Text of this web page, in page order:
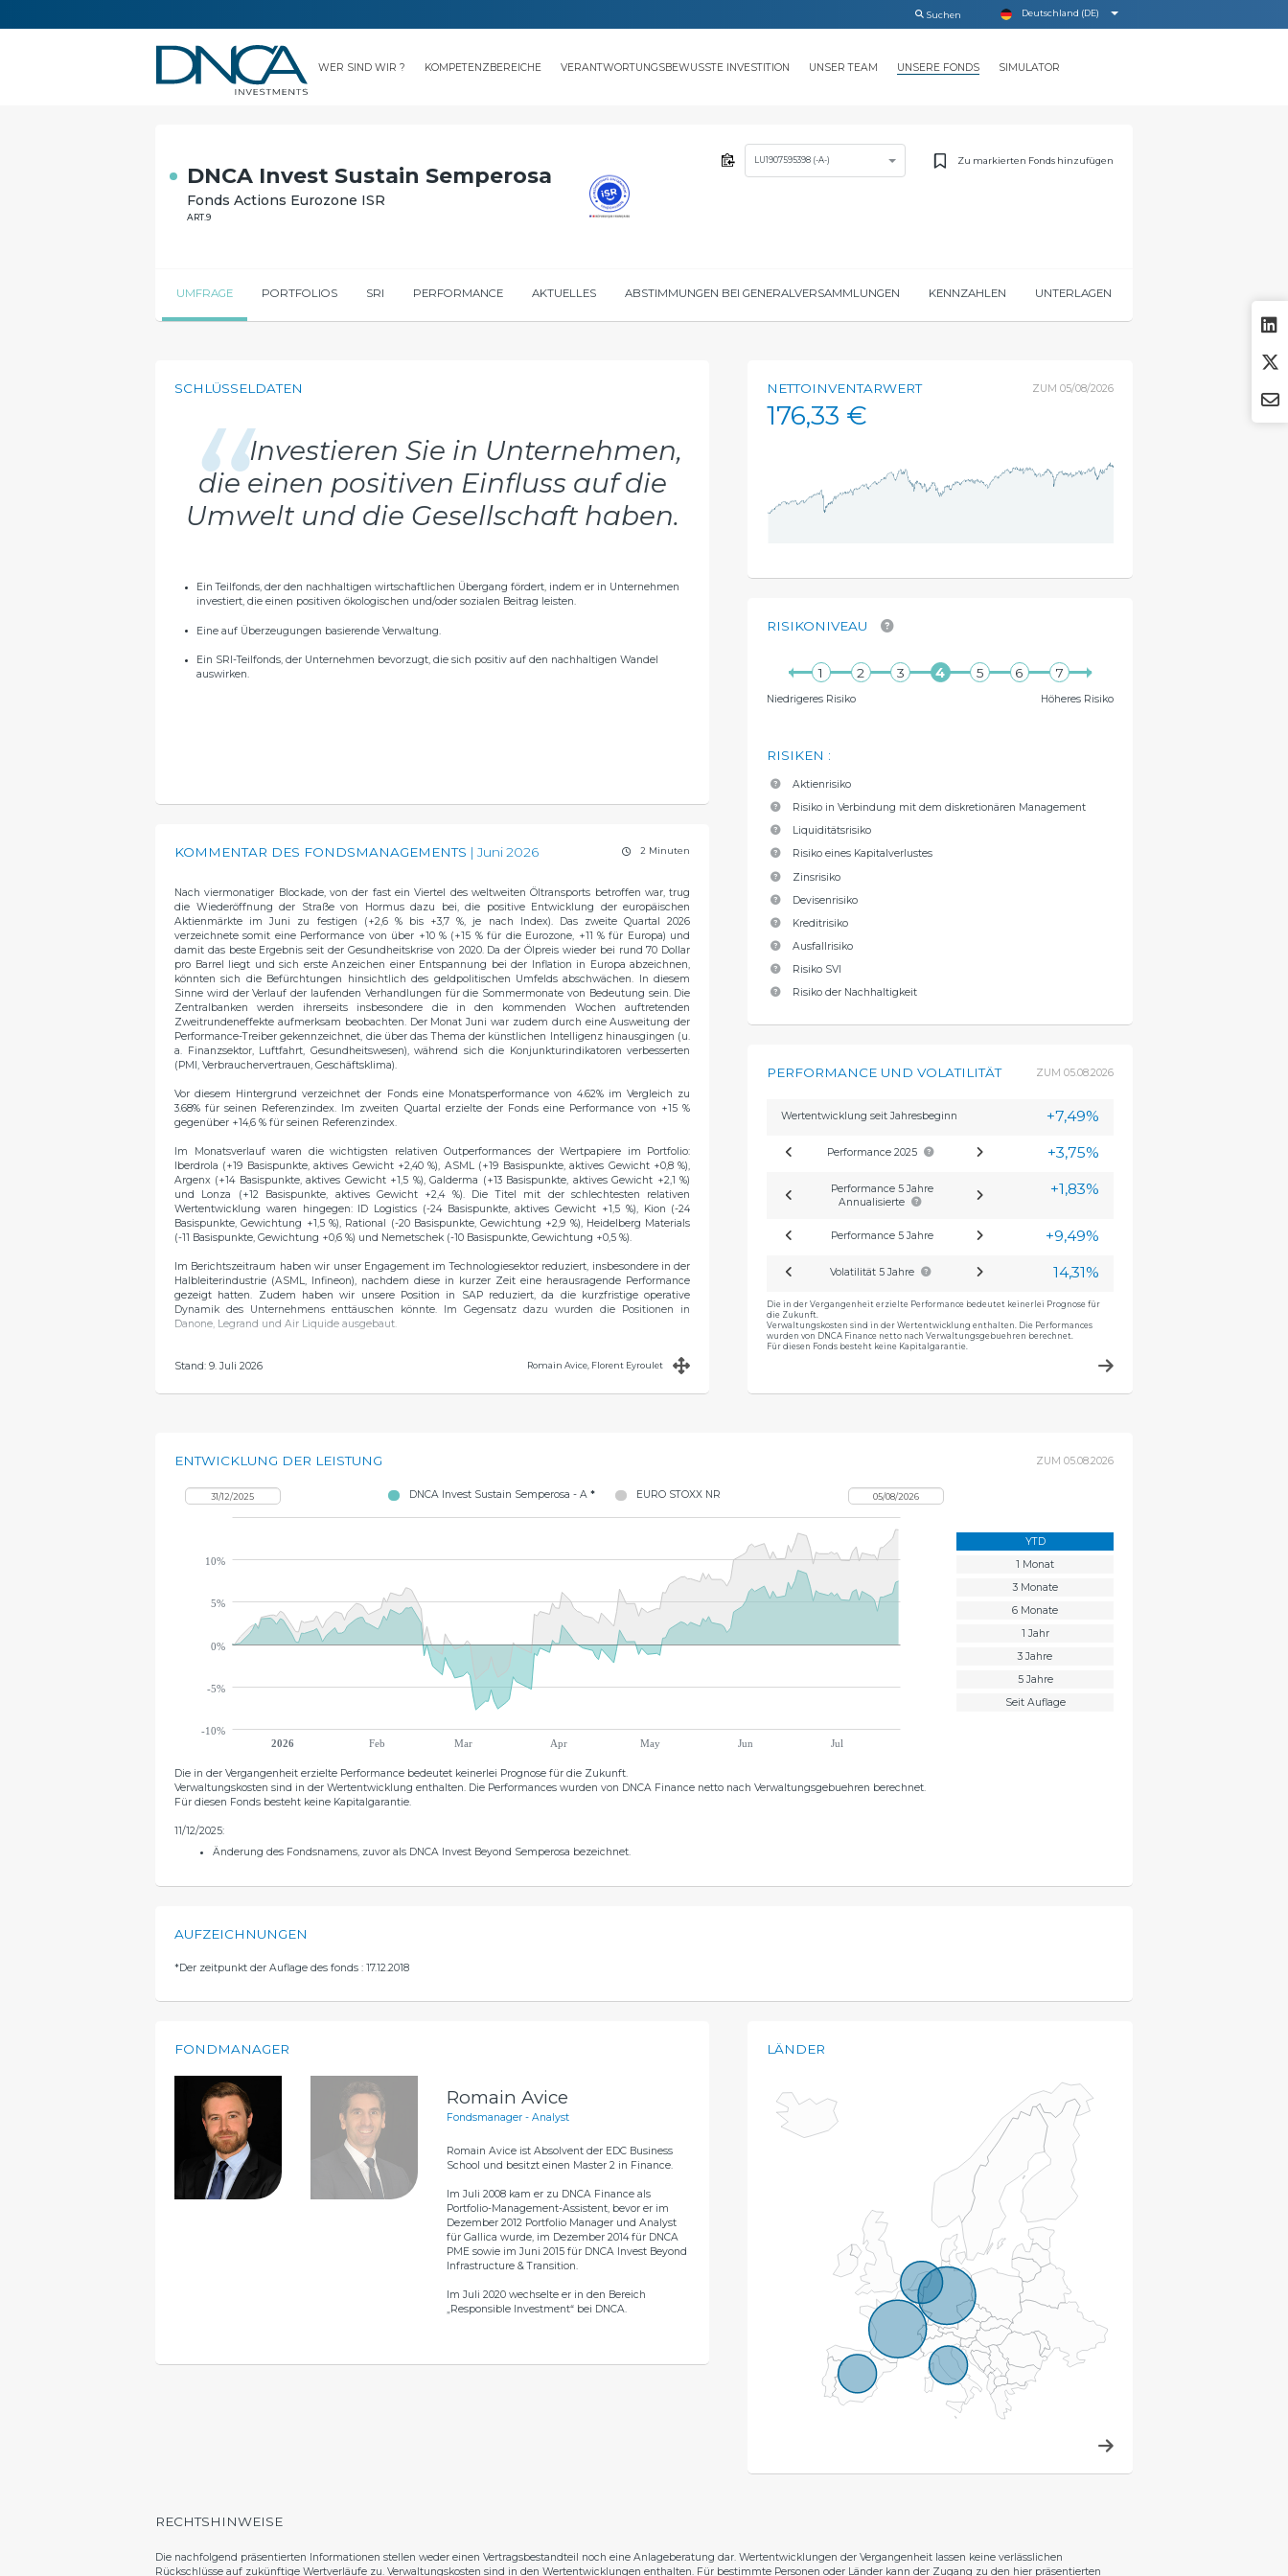
Deutschland (DE)
WER SIND WIR ? KOMPETENZBEREICHE VERANTWORTUNGSBEWUSSTE INVESTITION UNSER TEAM UNSERE FONDS SIMULATOR
DNCA Invest Sustain Semperosa
Fonds Actions Eurozone ISR
ART.9
LU1907595398 (-A-) Zu markierten Fonds hinzufügen
UMFRAGE PORTFOLIOS SRI PERFORMANCE AKTUELLES ABSTIMMUNGEN BEI GENERALVERSAMMLUNGEN KENNZAHLEN UNTERLAGEN
SCHLÜSSELDATEN
Investieren Sie in Unternehmen,
die einen positiven Einfluss auf die
Umwelt und die Gesellschaft haben.
Ein Teilfonds, der den nachhaltigen wirtschaftlichen Übergang fördert, indem er in Unternehmen
investiert, die einen positiven ökologischen und/oder sozialen Beitrag leisten.
Eine auf Überzeugungen basierende Verwaltung.
Ein SRI-Teilfonds, der Unternehmen bevorzugt, die sich positiv auf den nachhaltigen Wandel
auswirken.
KOMMENTAR DES FONDSMANAGEMENTS Juni 2026 2 Minuten
Nach viermonatiger Blockade, von der fast ein Viertel des weltweiten Öltransports betroffen war, trug
die Wiederöffnung der Straße von Hormus dazu bei, die positive Entwicklung der europäischen
Aktienmärkte im Juni zu festigen (+2,6 % bis +3,7 %, je nach Index). Das zweite Quartal 2026
verzeichnete somit eine Performance von über +10 % (+15 % für die Eurozone, +11 % für Europa) und
damit das beste Ergebnis seit der Gesundheitskrise von 2020. Da der Ölpreis wieder bei rund 70 Dollar
pro Barrel liegt und sich erste Anzeichen einer Entspannung bei der Inflation in Europa abzeichnen,
könnten sich die Befürchtungen hinsichtlich des geldpolitischen Umfelds abschwächen. In diesem
Sinne wird der Verlauf der laufenden Verhandlungen für die Sommermonate von Bedeutung sein. Die
Zentralbanken werden ihrerseits insbesondere die in den kommenden Wochen auftretenden
Zweitrundeneffekte aufmerksam beobachten. Der Monat Juni war zudem durch eine Ausweitung der
Performance-Treiber gekennzeichnet, die über das Thema der künstlichen Intelligenz hinausgingen (u.
a. Finanzsektor, Luftfahrt, Gesundheitswesen), während sich die Konjunkturindikatoren verbesserten
(PMI, Verbrauchervertrauen, Geschäftsklima).
Vor diesem Hintergrund verzeichnet der Fonds eine Monatsperformance von 4.62% im Vergleich zu
3.68% für seinen Referenzindex. Im zweiten Quartal erzielte der Fonds eine Performance von +15 %
gegenüber +14,6 % für seinen Referenzindex.
Im Monatsverlauf waren die wichtigsten relativen Outperformances der Wertpapiere im Portfolio:
Iberdrola (+19 Basispunkte, aktives Gewicht +2,40 %), ASML (+19 Basispunkte, aktives Gewicht +0,8 %),
Argenx (+14 Basispunkte, aktives Gewicht +1,5 %), Galderma (+13 Basispunkte, aktives Gewicht +2,1 %)
und Lonza (+12 Basispunkte, aktives Gewicht +2,4 %). Die Titel mit der schlechtesten relativen
Wertentwicklung waren hingegen: ID Logistics (-24 Basispunkte, aktives Gewicht +1,5 %), Kion (-24
Basispunkte, Gewichtung +1,5 %), Rational (-20 Basispunkte, Gewichtung +2,9 %), Heidelberg Materials
(-11 Basispunkte, Gewichtung +0,6 %) und Nemetschek (-10 Basispunkte, Gewichtung +0,5 %).
Im Berichtszeitraum haben wir unser Engagement im Technologiesektor reduziert, insbesondere in der
Halbleiterindustrie (ASML, Infineon), nachdem diese in kurzer Zeit eine herausragende Performance
gezeigt hatten. Zudem haben wir unsere Position in SAP reduziert, da die kurzfristige operative
Dynamik des Unternehmens enttäuschen könnte. Im Gegensatz dazu wurden die Positionen in
Danone, Legrand und Air Liquide ausgebaut.
ASML (10 %), Air Liquide (>4,5 %), Iberdrola (>4 %), Schneider Electric (>4 %) und Siemens (>4 %). Die zehn
Stand: 9. Juli 2026 Romain Avice, Florent Eyroulet
NETTOINVENTARWERT ZUM 05/08/2026
176,33 €
RISIKONIVEAU
Niedrigeres Risiko Höheres Risiko
RISIKEN :
Aktienrisiko
Risiko in Verbindung mit dem diskretionären Management
Liquiditätsrisiko
Risiko eines Kapitalverlustes
Zinsrisiko
Devisenrisiko
Kreditrisiko
Ausfallrisiko
Risiko SVI
Risiko der Nachhaltigkeit
PERFORMANCE UND VOLATILITÄT ZUM 05.08.2026
Wertentwicklung seit Jahresbeginn +7,49%
Performance 2025 +3,75%
Performance 5 Jahre
Annualisierte
+1,83%
Performance 5 Jahre +9,49%
Volatilität 5 Jahre 14,31%
Die in der Vergangenheit erzielte Performance bedeutet keinerlei Prognose für
die Zukunft.
Verwaltungskosten sind in der Wertentwicklung enthalten. Die Performances
wurden von DNCA Finance netto nach Verwaltungsgebuehren berechnet.
Für diesen Fonds besteht keine Kapitalgarantie.
ENTWICKLUNG DER LEISTUNG ZUM 05.08.2026
DNCA Invest Sustain Semperosa - A * EURO STOXX NR
2026 Feb Mar Apr May Jun Jul
-10%
-5%
0%
5%
10%
YTD
1 Monat
3 Monate
6 Monate
1 Jahr
3 Jahre
5 Jahre
Seit Auflage
Die in der Vergangenheit erzielte Performance bedeutet keinerlei Prognose für die Zukunft.
Verwaltungskosten sind in der Wertentwicklung enthalten. Die Performances wurden von DNCA Finance netto nach Verwaltungsgebuehren berechnet.
Für diesen Fonds besteht keine Kapitalgarantie.
11/12/2025:
Änderung des Fondsnamens, zuvor als DNCA Invest Beyond Semperosa bezeichnet.
AUFZEICHNUNGEN
*Der zeitpunkt der Auflage des fonds : 17.12.2018
FONDMANAGER
Romain Avice
Fondsmanager - Analyst
Romain Avice ist Absolvent der EDC Business
School und besitzt einen Master 2 in Finance.
Im Juli 2008 kam er zu DNCA Finance als
Portfolio-Management-Assistent, bevor er im
Dezember 2012 Portfolio Manager und Analyst
für Gallica wurde, im Dezember 2014 für DNCA
PME sowie im Juni 2015 für DNCA Invest Beyond
Infrastructure & Transition.
Im Juli 2020 wechselte er in den Bereich
„Responsible Investment“ bei DNCA.
LÄNDER
RECHTSHINWEISE
Die nachfolgend präsentierten Informationen stellen weder einen Vertragsbestandteil noch eine Anlageberatung dar. Wertentwicklungen der Vergangenheit lassen keine verlässlichen
Rückschlüsse auf zukünftige Wertverläufe zu. Verwaltungskosten sind in den Wertentwicklungen enthalten. Für bestimmte Personen oder Länder kann der Zugang zu den hier präsentierten